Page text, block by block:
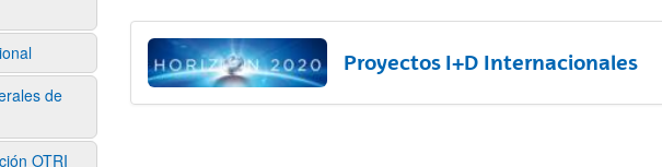
de
OTRI
Proyectos I+D Internacionales